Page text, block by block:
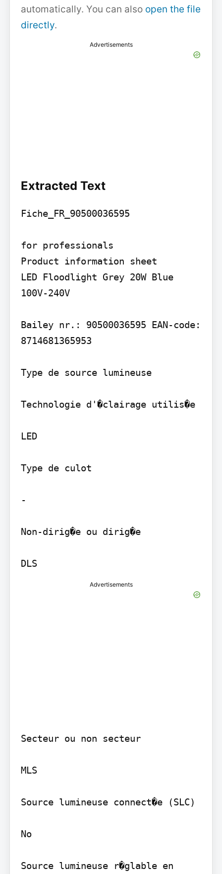
automatically. You can also open the file
directly.
Advertisements
Extracted Text
Fiche_FR_90500036595
for professionals
Product information sheet
LED Floodlight Grey 20W Blue
100V-240V
Bailey nr.: 90500036595 EAN-code:
8714681365953
Type de source lumineuse
Technologie d'�clairage utilis�e
LED
Type de culot
-
Non-dirig�e ou dirig�e
DLS
Advertisements
Secteur ou non secteur
MLS
Source lumineuse connect�e (SLC)
No
Source lumineuse r�glable en